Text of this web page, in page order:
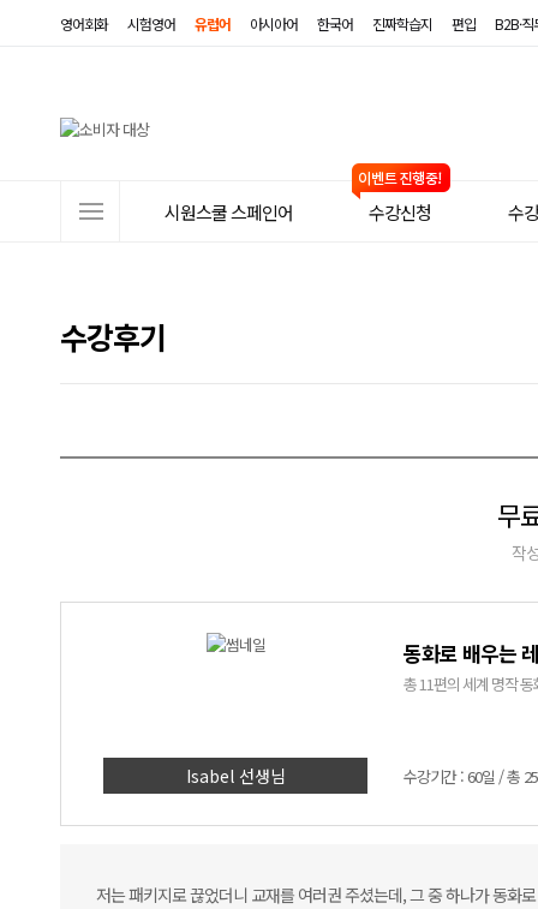
영어회화 시험영어 유럽어 아시아어 한국어 진짜학습지 편입 B2B·
뉴
시원스쿨 스페인어 수강신청 수
수강후기
무
작
Isabel 선생님
동화로 배우는
총 11편의 세계 명작
수강기간 : 60일 / 총
저는 패키지로 끊었더니 교재를 여러권 주셨는데, 그 중 하나가 동화